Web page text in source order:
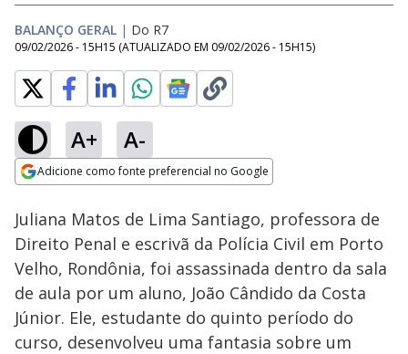
BALANÇO GERAL | Do R7
09/02/2026 - 15H15 (ATUALIZADO EM 09/02/2026 - 15H15)
A+ A-
Adicione como fonte preferencial no Google
Ativar
Loaded:
7.48%
Juliana Matos de Lima Santiago, professora de
Direito Penal e escrivã da Polícia Civil em Porto
Velho, Rondônia, foi assassinada dentro da sala
de aula por um aluno, João Cândido da Costa
Júnior. Ele, estudante do quinto período do
curso, desenvolveu uma fantasia sobre um